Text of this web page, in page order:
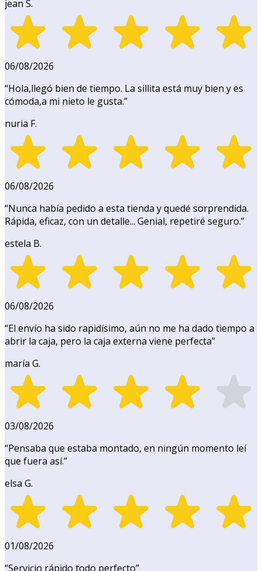
jean S.
06/08/2026
“Hola,llegó bien de tiempo. La sillita está muy bien y es
cómoda,a mi nieto le gusta.”
nuria F.
06/08/2026
“Nunca había pedido a esta tienda y quedé sorprendida.
Rápida, eficaz, con un detalle... Genial, repetiré seguro.”
estela B.
06/08/2026
“El envío ha sido rapidísimo, aún no me ha dado tiempo a
abrir la caja, pero la caja externa viene perfecta”
maría G.
03/08/2026
“Pensaba que estaba montado, en ningún momento leí
que fuera así.”
elsa G.
01/08/2026
“Servicio rápido todo perfecto”